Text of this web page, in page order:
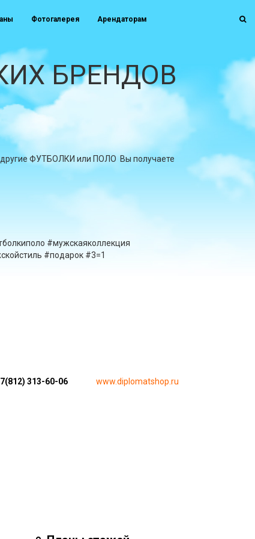
Фотогалерея Арендаторам
БРЕНДОВ
другие ФУТБОЛКИ или ПОЛО Вы получаете
#мужскаяколлекция
#подарок #3=1
313-60-06 www.diplomatshop.ru